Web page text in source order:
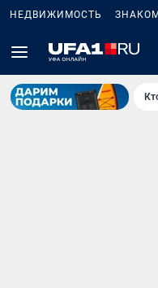
НЕДВИЖИМОСТЬ